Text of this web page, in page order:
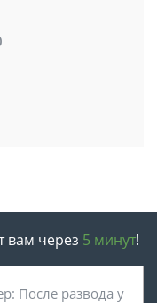
вам через 5 минут!